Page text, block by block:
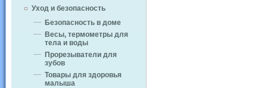
Уход и безопасность
Безопасность в доме
Весы, термометры для
тела и воды
Прорезыватели для
зубов
Товары для здоровья
малыша